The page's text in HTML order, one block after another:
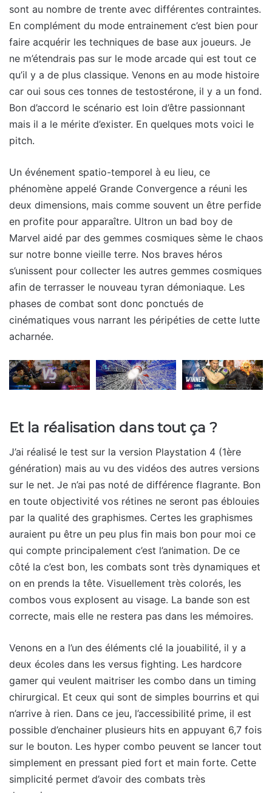
sont au nombre de trente avec différentes contraintes.
En complément du mode entrainement c’est bien pour
faire acquérir les techniques de base aux joueurs. Je
ne m’étendrais pas sur le mode arcade qui est tout ce
qu’il y a de plus classique. Venons en au mode histoire
car oui sous ces tonnes de testostérone, il y a un fond.
Bon d’accord le scénario est loin d’être passionnant
mais il a le mérite d’exister. En quelques mots voici le
pitch.
Un événement spatio-temporel à eu lieu, ce
phénomène appelé Grande Convergence a réuni les
deux dimensions, mais comme souvent un être perfide
en profite pour apparaître. Ultron un bad boy de
Marvel aidé par des gemmes cosmiques sème le chaos
sur notre bonne vieille terre. Nos braves héros
s’unissent pour collecter les autres gemmes cosmiques
afin de terrasser le nouveau tyran démoniaque. Les
phases de combat sont donc ponctués de
cinématiques vous narrant les péripéties de cette lutte
acharnée.
Et la réalisation dans tout ça ?
J’ai réalisé le test sur la version Playstation 4 (1ère
génération) mais au vu des vidéos des autres versions
sur le net. Je n’ai pas noté de différence flagrante. Bon
en toute objectivité vos rétines ne seront pas éblouies
par la qualité des graphismes. Certes les graphismes
auraient pu être un peu plus fin mais bon pour moi ce
qui compte principalement c’est l’animation. De ce
côté la c’est bon, les combats sont très dynamiques et
on en prends la tête. Visuellement très colorés, les
combos vous explosent au visage. La bande son est
correcte, mais elle ne restera pas dans les mémoires.
Venons en a l’un des éléments clé la jouabilité, il y a
deux écoles dans les versus fighting. Les hardcore
gamer qui veulent maitriser les combo dans un timing
chirurgical. Et ceux qui sont de simples bourrins et qui
n’arrive à rien. Dans ce jeu, l’accessibilité prime, il est
possible d’enchainer plusieurs hits en appuyant 6,7 fois
sur le bouton. Les hyper combo peuvent se lancer tout
simplement en pressant pied fort et main forte. Cette
simplicité permet d’avoir des combats très